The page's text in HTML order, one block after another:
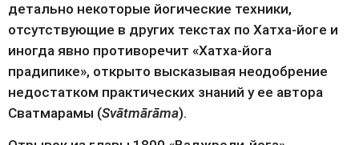
детально некоторые йогические техники,
отсутствующие в других текстах по Хатха-йоге и
иногда явно противоречит «Хатха-йога
прадипике», открыто высказывая неодобрение
недостатком практических знаний у ее автора
Сватмарамы (Svātmārāma).